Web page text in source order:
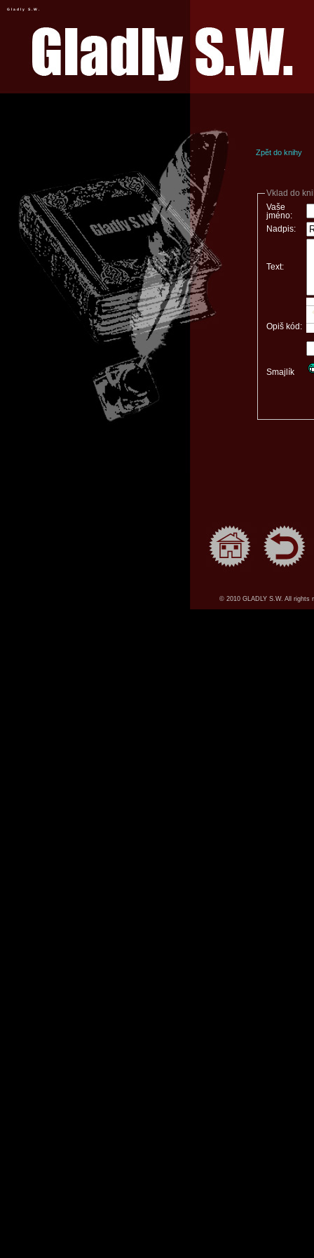
Gladly S.W.
Zpět do knihy
Vklad do
Vaše
jméno:
Nadpis:
Text:
Opiš kód:
Smajlík
© 2010 GLADLY S.W. All